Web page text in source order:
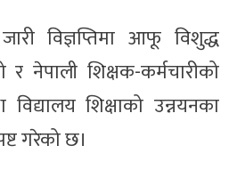
विज्ञप्तिमा आफू विशुद्ध
नेपाली शिक्षक-कर्मचारीको
शिक्षाको उन्नयनका
गरेको छ।